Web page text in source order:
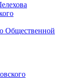
Общественной